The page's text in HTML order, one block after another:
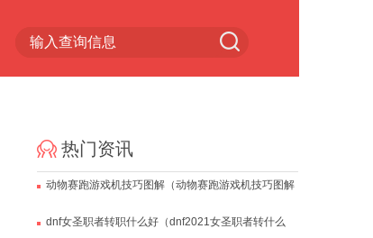
小游戏专区
热门资讯
动物赛跑游戏机技巧图解（动物赛跑游戏机技巧图解
dnf女圣职者转职什么好（dnf2021女圣职者转什么